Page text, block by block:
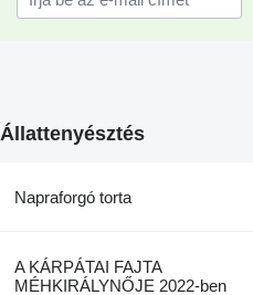
Állattenyésztés
Napraforgó torta
A KÁRPÁTAI FAJTA
MÉHKIRÁLYNŐJE 2022-ben